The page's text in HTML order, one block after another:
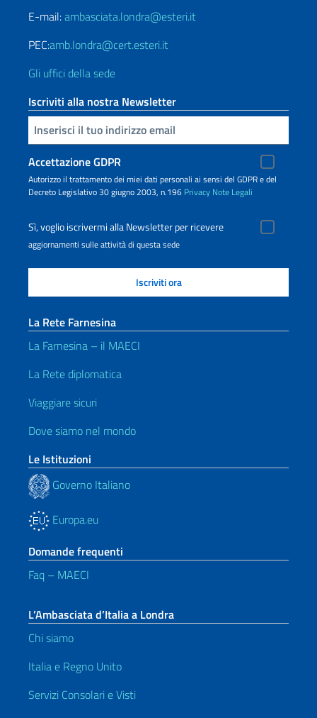
E-mail:ambasciata.londra@esteri.it
PEC:amb.londra@cert.esteri.it
Gli uffici della sede
Iscriviti alla nostra Newsletter
Inserisci la tua email
Accettazione GDPR
Autorizzo il trattamento dei miei dati personali ai sensi del GDPR e del
Decreto Legislativo 30 giugno 2003, n.196 Privacy Note Legali
Sì, voglio iscrivermi alla Newsletter per ricevere
aggiornamenti sulle attività di questa sede
La Rete Farnesina
La Farnesina – il MAECI
La Rete diplomatica
Viaggiare sicuri
Dove siamo nel mondo
Le Istituzioni
Governo Italiano
Europa.eu
Domande frequenti
Faq – MAECI
L’Ambasciata d’Italia a Londra
Chi siamo
Italia e Regno Unito
Servizi Consolari e Visti